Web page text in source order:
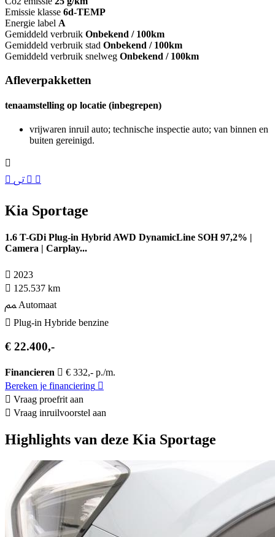
Emissie klasse 6d-TEMP
Energie label A
Gemiddeld verbruik Onbekend / 100km
Gemiddeld verbruik stad Onbekend / 100km
Gemiddeld verbruik snelweg Onbekend / 100km
Afleverpakketten
tenaamstelling op locatie (inbegrepen)
vrijwaren inruil auto; technische inspectie auto; van binnen en
buiten gereinigd.
Kia Sportage
1.6 T-GDi Plug-in Hybrid AWD DynamicLine SOH 97,2% |
Camera | Carplay...
2023
125.537 km
Automaat
Plug-in Hybride benzine
€ 22.400,-
Financieren
€ 332,- p./m.
Bereken je financiering
Vraag proefrit aan
Vraag inruilvoorstel aan
Highlights van deze Kia Sportage